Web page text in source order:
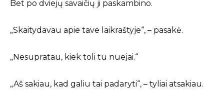
Bet po dviejų savaičių ji paskambino.
„Skaitydavau apie tave laikraštyje“, – pasakė.
„Nesupratau, kiek toli tu nuejai.“
„Aš sakiau, kad galiu tai padaryti“, – tyliai atsakiau.